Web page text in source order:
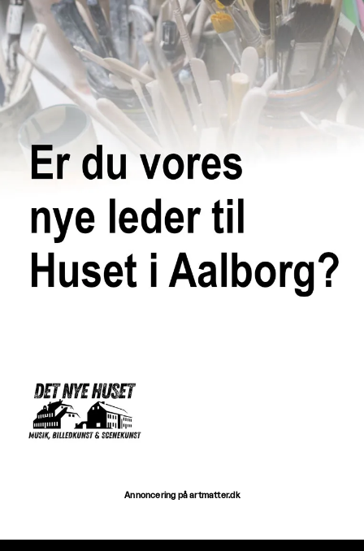
Annoncering på artmatter.dk